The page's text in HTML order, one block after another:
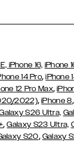
iPhone 16, iPhone
14 Pro,iPhone
12 Pro Max,
2022),iPhone 8,
S26 Ultra,
,Galaxy S23 Ultra,
S20, Galaxy